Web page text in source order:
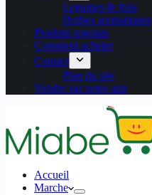
Legumes & frais
Herbes aromatiques
Produits togolais
Comment acheter
Contact
Plan du site
Vendre sur notre app
Accueil
Marche